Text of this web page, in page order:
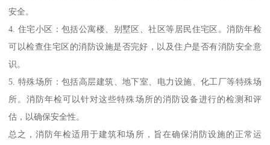
安全。
4. 住宅小区：包括公寓楼、别墅区、社区等居民住宅区。消防年检
可以检查住宅区的消防设施是否完好，以及住户是否有消防安全意
识。
5. 特殊场所：包括高层建筑、地下室、电力设施、化工厂等特殊场
所。消防年检可以针对这些特殊场所的消防设备进行的检测和评
估，以确保安全性。
总之，消防年检适用于建筑和场所，旨在确保消防设施的正常运